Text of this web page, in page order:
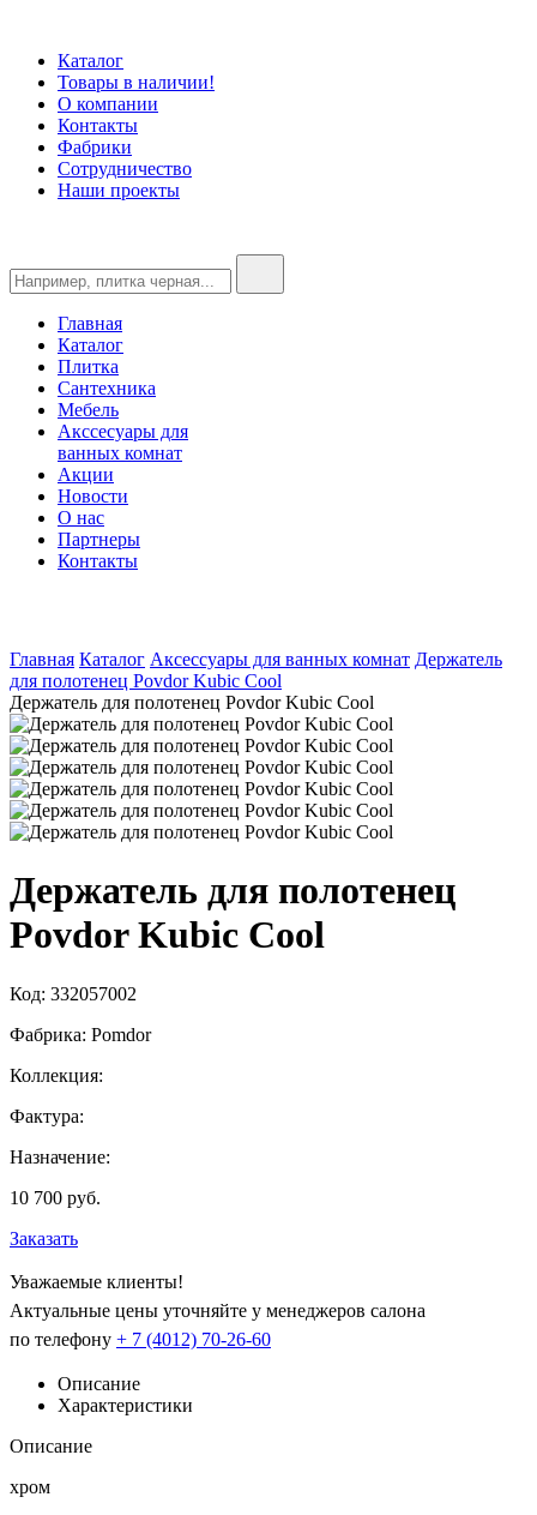
Каталог
Товары в наличии!
О компании
Контакты
Фабрики
Сотрудничество
Наши проекты
Главная
Каталог
Плитка
Сантехника
Мебель
Акссесуары для
ванных комнат
Акции
Новости
О нас
Партнеры
Контакты
Главная Каталог Аксессуары для ванных комнат Держатель
для полотенец Povdor Kubic Cool
Держатель для полотенец Povdor Kubic Cool
Держатель для полотенец
Povdor Kubic Cool
Код: 332057002
Фабрика: Pomdor
Коллекция:
Фактура:
Назначение:
10 700 руб.
Заказать
Уважаемые клиенты!
Актуальные цены уточняйте у менеджеров салона
по телефону + 7 (4012) 70-26-60
Описание
Характеристики
Описание
хром